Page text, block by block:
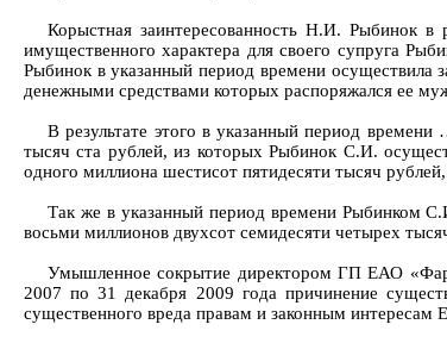
Корыстная заинтересованность Н.И. Рыбинок в
имущественного характера для своего супруга
Рыбинок в указанный период времени
денежными средствами которых распоряжался ее
В результате этого в указанный период
тысяч ста рублей, из которых Рыбинок С.И.
одного миллиона шестисот пятидесяти тысяч
Так же в указанный период времени Рыбинком
восьми миллионов двухсот семидесяти четырех
Умышленное сокрытие директором ГП ЕАО
2007 по 31 декабря 2009 года причинение
существенного вреда правам и законным